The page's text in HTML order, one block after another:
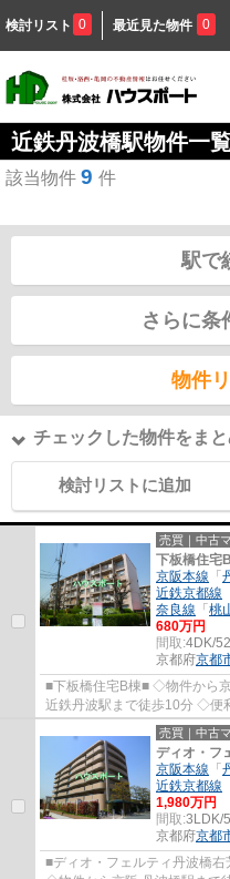
検討リスト 0 最近見た物件 0
近鉄丹波橋駅物件一
該当物件 9 件
駅で
さらに条
物件
チェックした物件をま
検討リストに追加
売買｜中古
下板橋住宅
京阪本線 「
近鉄京都線
奈良線 「桃
680万円
間取:4DK/
京都府京都
■下板橋住宅B棟■ ◇物件から
近鉄丹波駅まで徒歩10分 ◇便
売買｜中古
ディオ・フ
京阪本線 「
近鉄京都線
1,980万円
間取:3LDK/
京都府京都
■ディオ・フェルティ丹波橋